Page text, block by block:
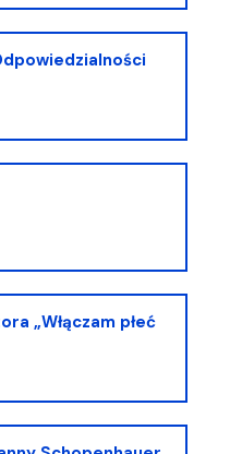
„Włączam płeć